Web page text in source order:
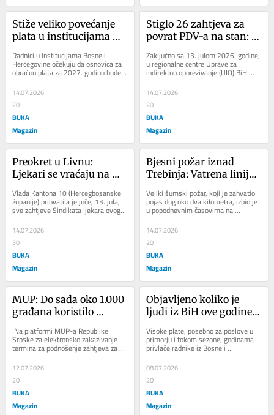
Stiže veliko povećanje
plata u institucijama
osnovicu, članovima
Predsjedništva i do 950
Radnici u institucijama Bosne i
Hercegovine očekuju da osnovica za
obračun plata za 2027. godinu bude
785 KM, što je za 95 KM više nego
što je...
14.07.2026
20
BUKA
Magazin
Stiglo 26 zahtjeva za
povrat PDV-a na stan:
griješe?
Zaključno sa 13. julom 2026. godine,
u regionalne centre Uprave za
indirektno oporezivanje (UIO) BiH
zaprimljeno je ukupno 26 zahtjeva za
povrat...
14.07.2026
20
BUKA
Magazin
Preokret u Livnu:
Ljekari se vraćaju na
zahtjeve
Vlada Kantona 10 (Hercegbosanske
županije) prihvatila je juče, 13. jula,
sve zahtjeve Sindikata ljekara ovog
kantona nakon čega su se doktori...
14.07.2026
30
BUKA
Magazin
Bjesni požar iznad
Trebinja: Vatrena linija
Veliki šumski požar, koji je zahvatio
pojas dug oko dva kilometra, izbio je
u popodnevnim časovima na
lokalitetu brda Crkvine iznad Trebinja,
gdje...
14.07.2026
20
BUKA
Magazin
MUP: Do sada oko 1.000
građana koristilo
zakazivanja termina
Na platformi MUP-a Republike
Srpske za elektronsko zakazivanje
termina za podnošenje zahtjeva za
izdavanje i preuzimanje ličnih
dokumenata...
12.07.2026
20
BUKA
Magazin
Objavljeno koliko je
ljudi iz BiH ove godine
Hrvatsku – brojka
iznenadila mnoge
Visoke plate, posebno za poslove u
primorju i tokom sezone, godinama
privlače radnike iz Bosne i
Hercegovine u Hrvatsku, a za samo
pet mjeseci ove...
08.07.2026
20
BUKA
Magazin